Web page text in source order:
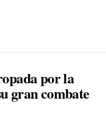
por la
gran combate